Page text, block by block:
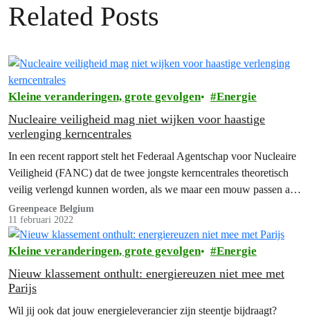
Related Posts
Kleine veranderingen, grote gevolgen Energie
Nucleaire veiligheid mag niet wijken voor haastige
verlenging kerncentrales
In een recent rapport stelt het Federaal Agentschap voor Nucleaire
Veiligheid (FANC) dat de twee jongste kerncentrales theoretisch
veilig verlengd kunnen worden, als we maar een mouw passen aan
artikel 30 én als alle actoren samen in bad springen.
Greenpeace Belgium
11 februari 2022
Kleine veranderingen, grote gevolgen Energie
Nieuw klassement onthult: energiereuzen niet mee met
Parijs
Wil jij ook dat jouw energieleverancier zijn steentje bijdraagt?